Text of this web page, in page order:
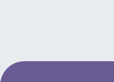
giriş